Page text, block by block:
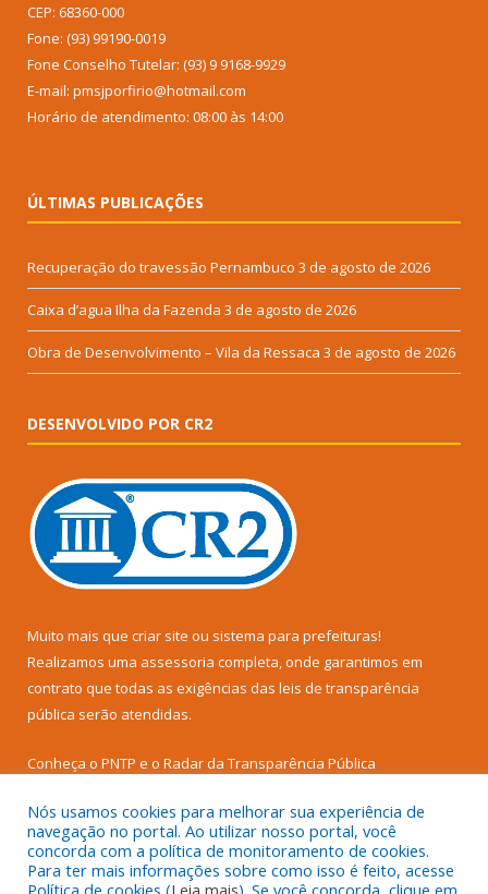
CEP: 68360-000
Fone: (93) 99190-0019
Fone Conselho Tutelar: (93) 9 9168-9929
E-mail: pmsjporfirio@hotmail.com
Horário de atendimento: 08:00 às 14:00
ÚLTIMAS PUBLICAÇÕES
Recuperação do travessão Pernambuco 3 de agosto de 2026
Caixa d’agua Ilha da Fazenda 3 de agosto de 2026
Obra de Desenvolvimento – Vila da Ressaca 3 de agosto de 2026
DESENVOLVIDO POR CR2
Muito mais que criar site ou sistema para prefeituras!
Realizamos uma assessoria completa, onde garantimos em
contrato que todas as exigências das leis de transparência
pública serão atendidas.
Conheça o PNTP e o Radar da Transparência Pública
Todos os direitos reservados a Prefeitura Municipal de Senador
Nós usamos cookies para melhorar sua experiência de
navegação no portal. Ao utilizar nosso portal, você
concorda com a política de monitoramento de cookies.
Para ter mais informações sobre como isso é feito, acesse
Política de cookies (Leia mais). Se você concorda, clique em